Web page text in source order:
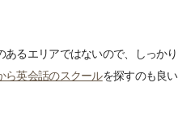
るエリアではないので、しっかり
ら英会話のスクールを探すのも良い